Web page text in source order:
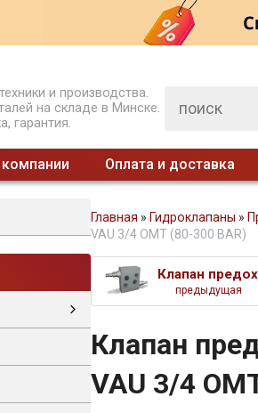
и производства.
на складе в Минске.
гарантия.
Оплата и доставка
Главная » Гидроклапаны »
VAU 3/4 OMT (80-300 BAR)
предыдущая
Клапан
VAU 3/4